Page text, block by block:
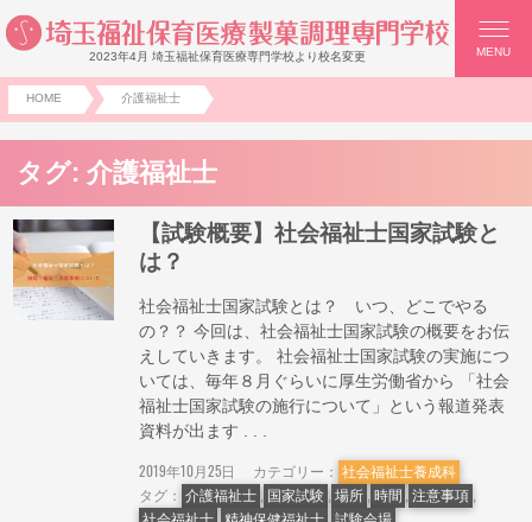
2023年4月 埼玉福祉保育医療専門学校より校名変更 MENU
HOME 介護福祉士
タグ:介護福祉士
【試験概要】社会福祉士国家試験と
は？
社会福祉士国家試験とは？ いつ、どこでやる
の？？ 今回は、社会福祉士国家試験の概要をお伝
えしていきます。 社会福祉士国家試験の実施につ
いては、毎年８月ぐらいに厚生労働省から 「社会
福祉士国家試験の施行について」という報道発表
資料が出ます . . .
2019年10月25日 カテゴリー：
社会福祉士養成科
タグ：
介護福祉士 国家試験 場所 時間 注意事項